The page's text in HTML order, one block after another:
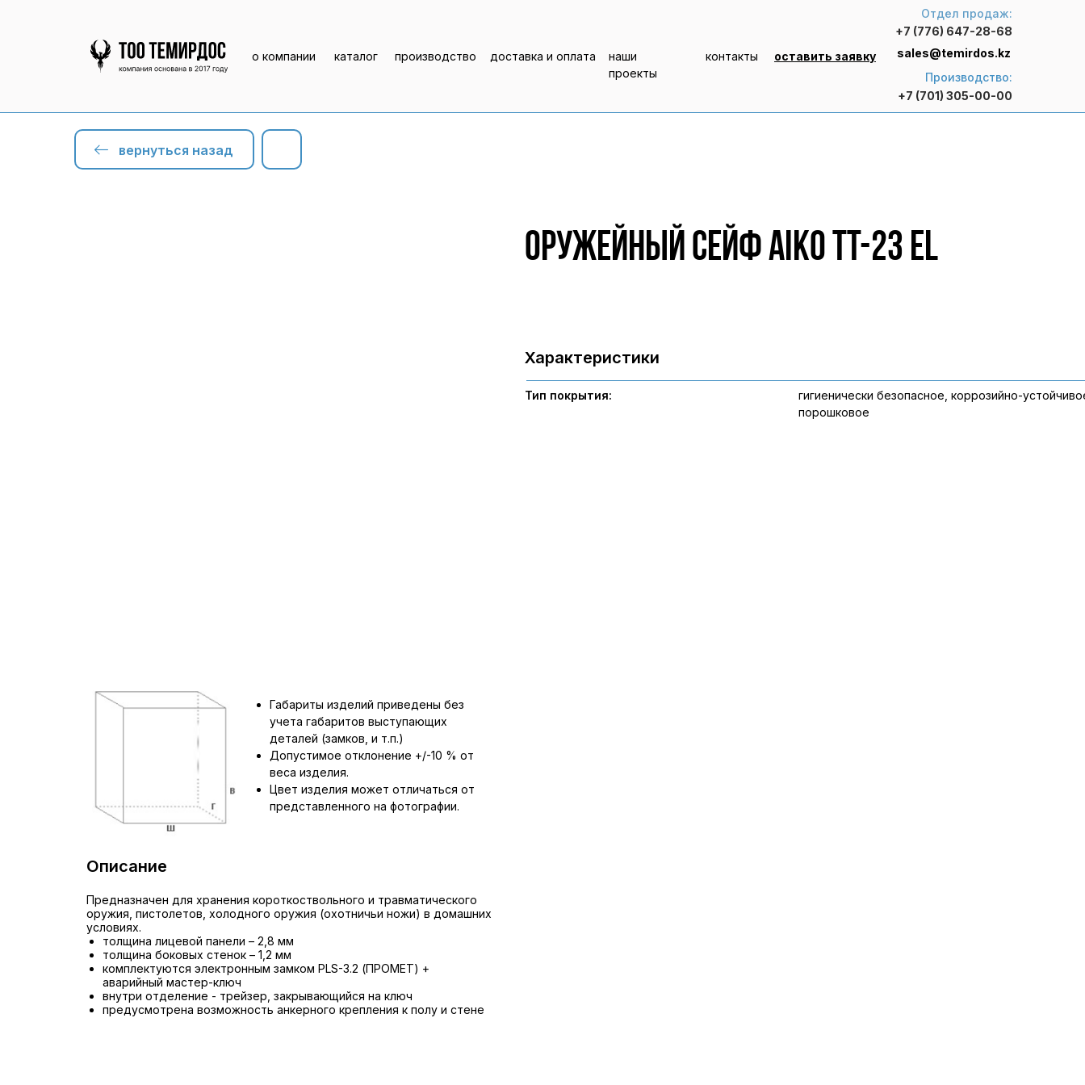
контакты оставить заявку
наши
проекты
производство доставка и оплата
каталог
о компании
Отдел продаж:
+7 (776) 647-28-68
Производство:
+7 (701) 305-00-00
sales@temirdos.kz
вернуться назад
Оружейный сейф AIKO TT-23 EL
Описание
Предназначен для хранения короткоствольного и травматического
оружия, пистолетов, холодного оружия (охотничьи ножи) в домашних
условиях.
толщина лицевой панели – 2,8 мм
толщина боковых стенок – 1,2 мм
комплектуются электронным замком PLS-3.2 (ПРОМЕТ) +
аварийный мастер-ключ
внутри отделение - трейзер, закрывающийся на ключ
предусмотрена возможность анкерного крепления к полу и стене
Габариты изделий приведены без
учета габаритов выступающих
деталей (замков, и т.п.)
Допустимое отклонение +/-10 % от
веса изделия.
Цвет изделия может отличаться от
представленного на фотографии.
Характеристики
гигиенически безопасное, коррозийно-
порошковое
Тип покрытия: